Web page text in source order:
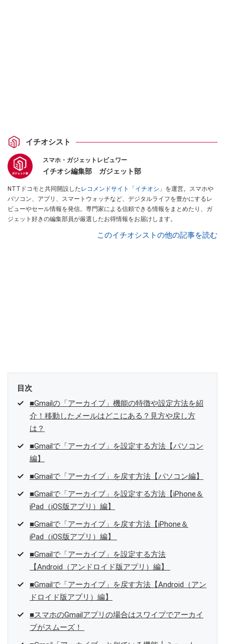
イチオシスト
スマホ・ガジェットレビュワー
イチオシ編集部 ガジェット部
NTTドコモと共同開設したレコメンドサイト「イチオシ」 を運営。スマホや
パソコン、アプリ、スマートウォッチなど、デジタルライフを豊かにするレ
ビューやセール情報を発信。専門家による信頼できる情報をまとめたり、ガ
ジェット好きの編集部員が厳選したお得情報をお届けします。
このイチオシストの他の記事を読む
目次
■Gmailの「アーカイブ」機能の特徴や設定方法を紹
介！移動したメールはどこにある？見方や戻し方
は？
■Gmailで「アーカイブ」を設定する方法【パソコン
編】
■Gmailで「アーカイブ」を戻す方法【パソコン編】
■Gmailで「アーカイブ」を設定する方法【iPhone＆
iPad（iOS版アプリ）編】
■Gmailで「アーカイブ」を戻す方法【iPhone＆
iPad（iOS版アプリ）編】
■Gmailで「アーカイブ」を設定する方法
【Android（アンドロイド版アプリ）編】
■Gmailで「アーカイブ」を戻す方法【Android（アン
ドロイド版アプリ）編】
■スマホのGmailアプリの場合はスワイプでアーカイ
ブがスムーズ！